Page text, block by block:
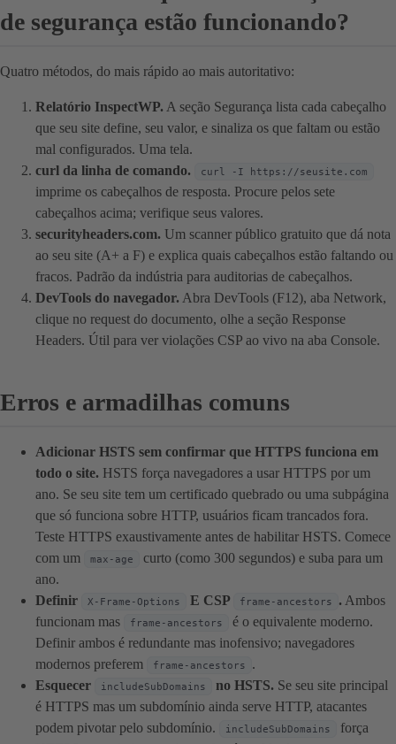
de segurança estão funcionando?
Quatro métodos, do mais rápido ao mais autoritativo:
Relatório InspectWP. A seção Segurança lista cada cabeçalho
que seu site define, seu valor, e sinaliza os que faltam ou estão
mal configurados. Uma tela.
curl da linha de comando.
curl -I https://seusite.com
imprime os cabeçalhos de resposta. Procure pelos sete
cabeçalhos acima; verifique seus valores.
securityheaders.com. Um scanner público gratuito que dá nota
ao seu site (A+ a F) e explica quais cabeçalhos estão faltando ou
fracos. Padrão da indústria para auditorias de cabeçalhos.
DevTools do navegador. Abra DevTools (F12), aba Network,
clique no request do documento, olhe a seção Response
Headers. Útil para ver violações CSP ao vivo na aba Console.
Erros e armadilhas comuns
Adicionar HSTS sem confirmar que HTTPS funciona em
todo o site. HSTS força navegadores a usar HTTPS por um
ano. Se seu site tem um certificado quebrado ou uma subpágina
que só funciona sobre HTTP, usuários ficam trancados fora.
Teste HTTPS exaustivamente antes de habilitar HSTS. Comece
com um
max-age
curto (como 300 segundos) e suba para um
ano.
Definir
X-Frame-Options E CSP frame-ancestors . Ambos
funcionam mas
frame-ancestors
é o equivalente moderno.
Definir ambos é redundante mas inofensivo; navegadores
modernos preferem
frame-ancestors
.
Esquecer
includeSubDomains no HSTS. Se seu site principal
é HTTPS mas um subdomínio ainda serve HTTP, atacantes
podem pivotar pelo subdomínio.
includeSubDomains
força